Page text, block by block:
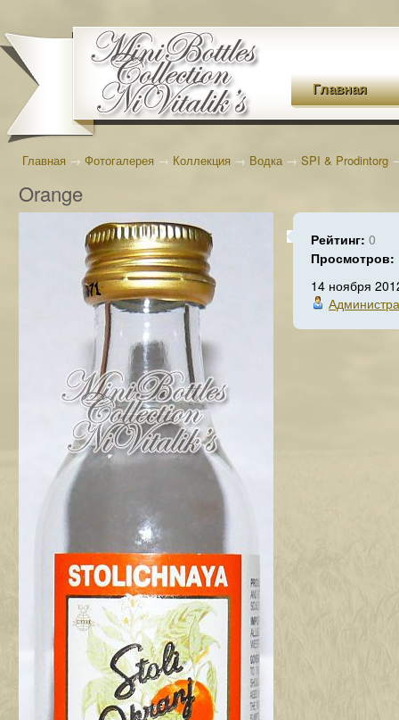
Главная
Главная → Фотогалерея → Коллекция → Водка→ SPI & Prodintorg
Orange
Рейтинг: 0
Просмотров:
14 ноября